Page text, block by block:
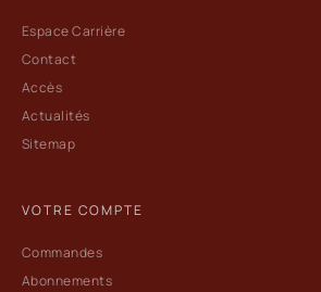
Espace Carrière
Contact
Accès
Actualités
Sitemap
VOTRE COMPTE
Commandes
Abonnements